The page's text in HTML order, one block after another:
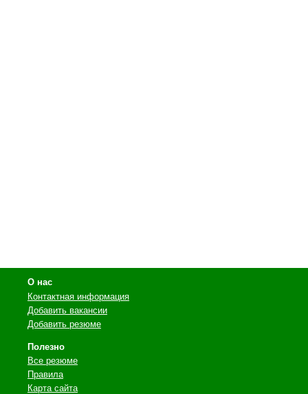
О нас
Контактная информация
Добавить вакансии
Добавить резюме
Полезно
Все резюме
Правила
Карта сайта